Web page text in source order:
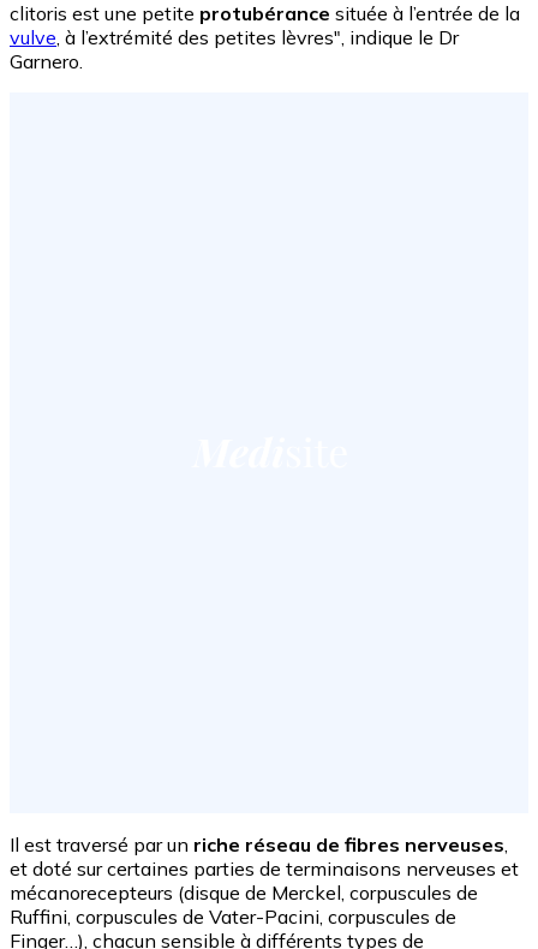
clitoris est une petite protubérance située à l’entrée de la
vulve, à l’extrémité des petites lèvres", indique le Dr
Garnero.
Il est traversé par un riche réseau de fibres nerveuses,
et doté sur certaines parties de terminaisons nerveuses et
mécanorecepteurs (disque de Merckel, corpuscules de
Ruffini, corpuscules de Vater-Pacini, corpuscules de
Finger…), chacun sensible à différents types de